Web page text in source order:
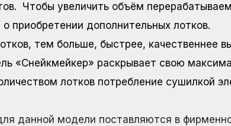
Чтобы увеличить объём
приобретении дополнительных лотков.
тем больше, быстрее, качественнее
«Снейкмейкер» раскрывает свою
лотков потребление сушилкой
данной модели поставляются в